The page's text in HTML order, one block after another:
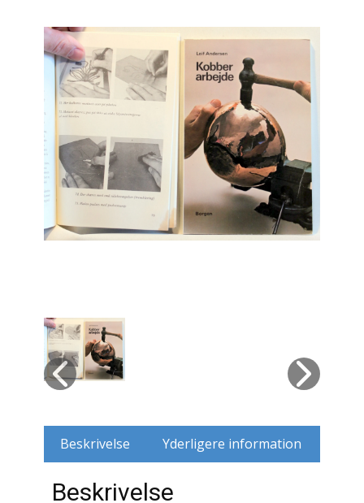
Erhverv
Europa
Fantasy / Sciencefiction
Filosofi
Håndarbejde
Hus / Have
Husdyr
Beskrivelse Yderligere information
Beskrivelse